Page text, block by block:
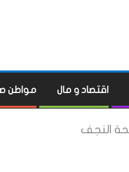
اقتصاد و مال مواطن